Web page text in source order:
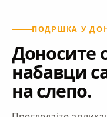
ПОДРШКА У
Доносите
набавци
на слепо.